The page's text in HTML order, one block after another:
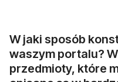
W jaki sposób
waszym portalu?
przedmioty, które